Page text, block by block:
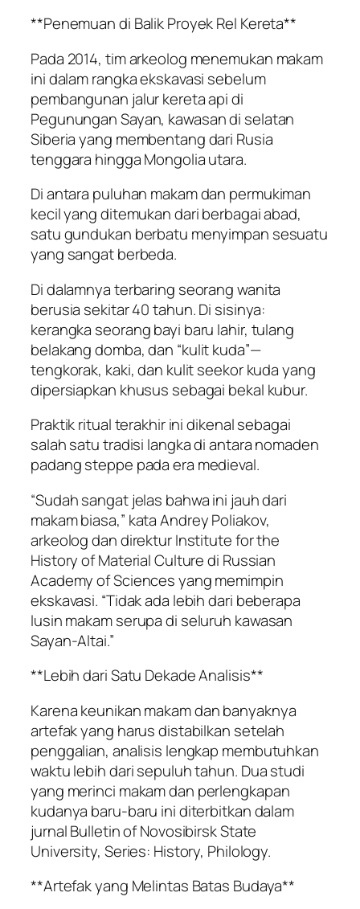
**Penemuan di Balik Proyek Rel Kereta**
Pada 2014, tim arkeolog menemukan makam
ini dalam rangka ekskavasi sebelum
pembangunan jalur kereta api di
Pegunungan Sayan, kawasan di selatan
Siberia yang membentang dari Rusia
tenggara hingga Mongolia utara.
Di antara puluhan makam dan permukiman
kecil yang ditemukan dari berbagai abad,
satu gundukan berbatu menyimpan sesuatu
yang sangat berbeda.
Di dalamnya terbaring seorang wanita
berusia sekitar 40 tahun. Di sisinya:
kerangka seorang bayi baru lahir, tulang
belakang domba, dan “kulit kuda”—
tengkorak, kaki, dan kulit seekor kuda yang
dipersiapkan khusus sebagai bekal kubur.
Praktik ritual terakhir ini dikenal sebagai
salah satu tradisi langka di antara nomaden
padang steppe pada era medieval.
“Sudah sangat jelas bahwa ini jauh dari
makam biasa,” kata Andrey Poliakov,
arkeolog dan direktur Institute for the
History of Material Culture di Russian
Academy of Sciences yang memimpin
ekskavasi. “Tidak ada lebih dari beberapa
lusin makam serupa di seluruh kawasan
Sayan-Altai.”
**Lebih dari Satu Dekade Analisis**
Karena keunikan makam dan banyaknya
artefak yang harus distabilkan setelah
penggalian, analisis lengkap membutuhkan
waktu lebih dari sepuluh tahun. Dua studi
yang merinci makam dan perlengkapan
kudanya baru-baru ini diterbitkan dalam
jurnal Bulletin of Novosibirsk State
University, Series: History, Philology.
**Artefak yang Melintas Batas Budaya**